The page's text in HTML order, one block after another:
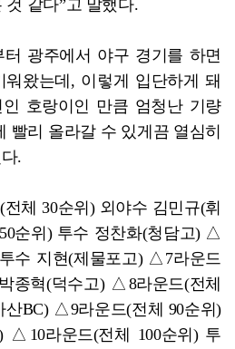
것 같다”고 말했다.
광주에서 야구 경기를 하면
왔는데, 이렇게 입단하게 돼
호랑이인 만큼 엄청난 기량
빨리 올라갈 수 있게끔 열심히
.
체 30순위) 외야수 김민규(휘
순위) 투수 정찬화(청담고) △
수 지현(제물포고) △7라운드
종혁(덕수고) △8라운드(전체
산BC) △9라운드(전체 90순위)
△10라운드(전체 100순위) 투